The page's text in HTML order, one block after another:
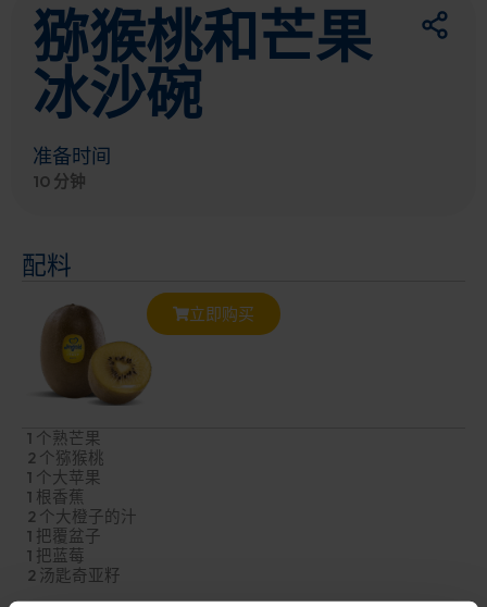
猕猴桃和芒果
冰沙碗
准备时间
10 分钟
配料
立即购买
1 个熟芒果
2 个猕猴桃
1 个大苹果
1 根香蕉
2 个大橙子的汁
1 把覆盆子
1 把蓝莓
2 汤匙奇亚籽